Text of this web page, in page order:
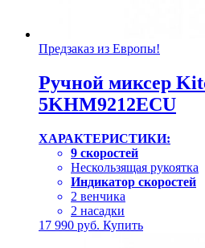
Предзаказ из Европы!
Ручной миксер
5KHM9212ECU
ХАРАКТЕРИСТИКИ:
9 скоростей
Нескользящая рукоятка
Индикатор скоростей
2 венчика
2 насадки
17 990 руб. Купить